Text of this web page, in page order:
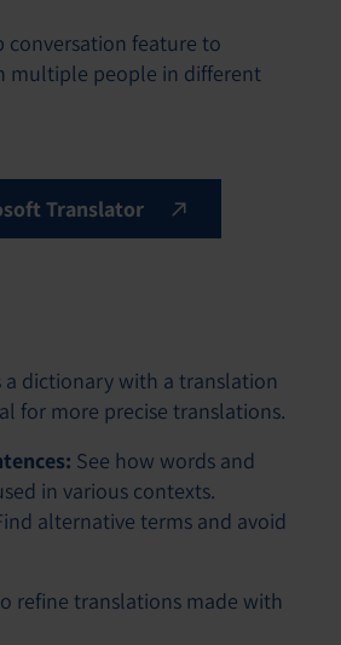
conversation feature to
multiple people in different
Translator
a dictionary with a translation
for more precise translations.
See how words and
in various contexts.
alternative terms and avoid
refine translations made with